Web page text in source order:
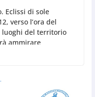
di residui